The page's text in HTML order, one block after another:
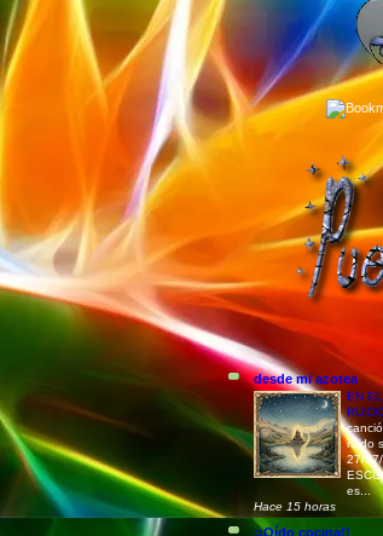
desde mi azotea
EN
ruido
27/
es...
Hace 15 horas
¡¡Oído cocina!!